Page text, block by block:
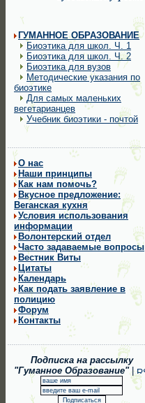
ГУМАННОЕ ОБРАЗОВАНИЕ
Биоэтика для школ. Ч. 1
Биоэтика для школ. Ч. 2
Биоэтика для вузов
Методические указания по
биоэтике
Для самых маленьких
вегетарианцев
Учебник биоэтики - почтой
О нас
Наши принципы
Как нам помочь?
Вкусное предложение:
Веганская кухня
Условия использования
информации
Волонтерский отдел
Часто задаваемые вопросы
Вестник Виты
Цитаты
Календарь
Как подать заявление в
полицию
Форум
Контакты
Подписка на рассылку
"Гуманное Образование"|